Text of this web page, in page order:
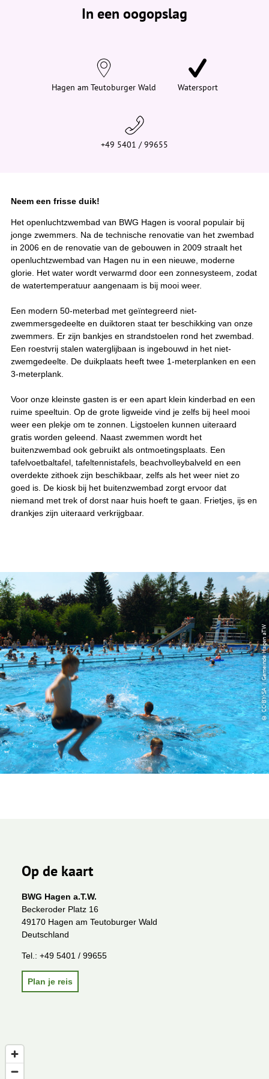
e
In een oogopslag
Hagen am Teutoburger Wald Watersport
+49 5401 / 99655
Neem een frisse duik!
Het openluchtzwembad van BWG Hagen is vooral populair bij
jonge zwemmers. Na de technische renovatie van het zwembad
in 2006 en de renovatie van de gebouwen in 2009 straalt het
openluchtzwembad van Hagen nu in een nieuwe, moderne
glorie. Het water wordt verwarmd door een zonnesysteem, zodat
de watertemperatuur aangenaam is bij mooi weer.
Een modern 50-meterbad met geïntegreerd niet-
zwemmersgedeelte en duiktoren staat ter beschikking van onze
zwemmers. Er zijn bankjes en strandstoelen rond het zwembad.
Een roestvrij stalen waterglijbaan is ingebouwd in het niet-
zwemgedeelte. De duikplaats heeft twee 1-meterplanken en een
3-meterplank.
Voor onze kleinste gasten is er een apart klein kinderbad en een
ruime speeltuin. Op de grote ligweide vind je zelfs bij heel mooi
weer een plekje om te zonnen. Ligstoelen kunnen uiteraard
gratis worden geleend. Naast zwemmen wordt het
buitenzwembad ook gebruikt als ontmoetingsplaats. Een
tafelvoetbaltafel, tafeltennistafels, beachvolleybalveld en een
overdekte zithoek zijn beschikbaar, zelfs als het weer niet zo
goed is. De kiosk bij het buitenzwembad zorgt ervoor dat
niemand met trek of dorst naar huis hoeft te gaan. Frietjes, ijs en
drankjes zijn uiteraard verkrijgbaar.
© CC-BY-SA | Gemeinde Hagen aTW
Op de kaart
BWG Hagen a.T.W.
Beckeroder Platz 16
49170 Hagen am Teutoburger Wald
Deutschland
Tel.: +49 5401 / 99655
Plan je reis